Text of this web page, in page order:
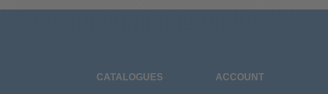
CATALOGUES ACCOUNT